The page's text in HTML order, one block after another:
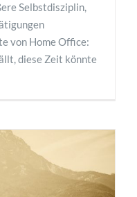
Selbstdisziplin,
von Home Office:
diese Zeit könnte